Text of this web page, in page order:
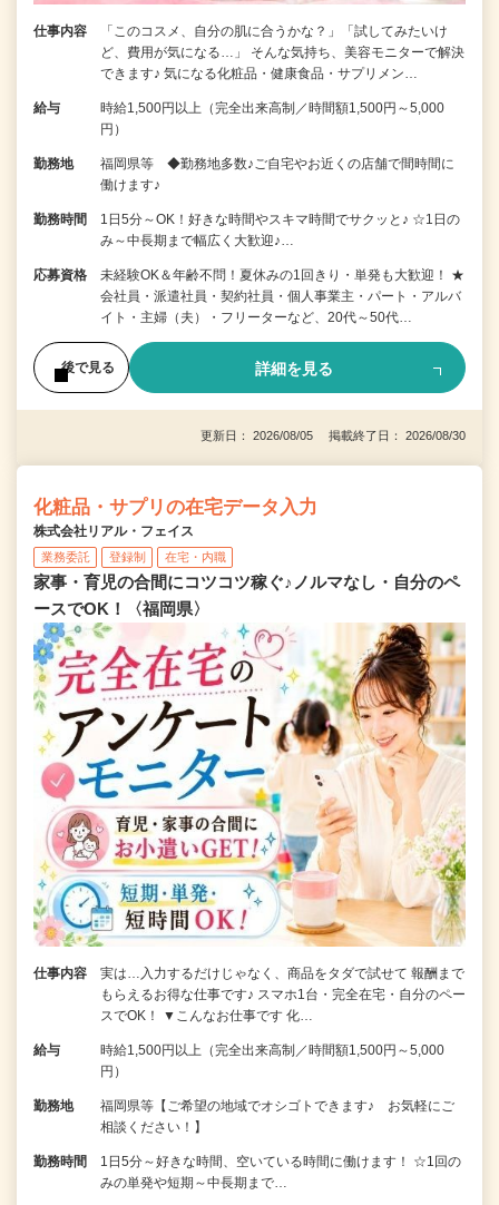
仕事内容
「このコスメ、自分の肌に合うかな？」「試してみたいけ
ど、費用が気になる…」 そんな気持ち、美容モニターで解決
できます♪ 気になる化粧品・健康食品・サプリメン…
給与
時給1,500円以上（完全出来高制／時間額1,500円～5,000
円）
勤務地
福岡県等 ◆勤務地多数♪ご自宅やお近くの店舗で間時間に
働けます♪
勤務時間
1日5分～OK！好きな時間やスキマ時間でサクッと♪ ☆1日の
み～中長期まで幅広く大歓迎♪…
応募資格
未経験OK＆年齢不問！夏休みの1回きり・単発も大歓迎！ ★
会社員・派遣社員・契約社員・個人事業主・パート・アルバ
イト・主婦（夫）・フリーターなど、20代～50代…
後で見る 詳細を見る
更新日： 2026/08/05 掲載終了日： 2026/08/30
化粧品・サプリの在宅データ入力
株式会社リアル・フェイス
業務委託 登録制 在宅・内職
家事・育児の合間にコツコツ稼ぐ♪ノルマなし・自分のペ
ースでOK！〈福岡県〉
仕事内容
実は…入力するだけじゃなく、商品をタダで試せて 報酬まで
もらえるお得な仕事です♪ スマホ1台・完全在宅・自分のペー
スでOK！ ▼こんなお仕事です 化…
給与
時給1,500円以上（完全出来高制／時間額1,500円～5,000
円）
勤務地
福岡県等【ご希望の地域でオシゴトできます♪ お気軽にご
相談ください！】
勤務時間
1日5分～好きな時間、空いている時間に働けます！ ☆1回の
みの単発や短期～中長期まで…